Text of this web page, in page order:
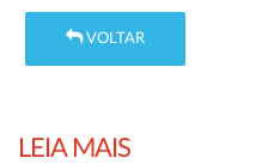
VOLTAR
LEIA MAIS